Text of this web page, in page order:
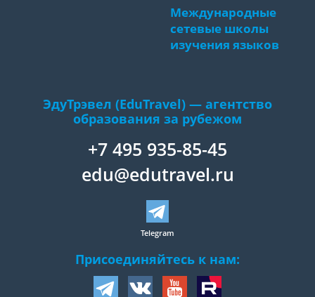
Международные
сетевые школы
изучения языков
ЭдуТрэвел (EduTravel) — агентство
образования за рубежом
+7 495 935-85-45
edu@edutravel.ru
Telegram
Присоединяйтесь к нам: